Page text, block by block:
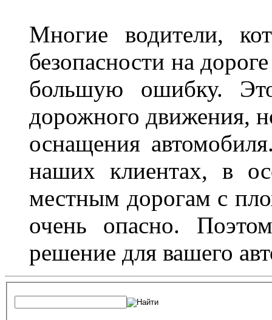
Многие водители,
безопасности на
большую ошибку.
дорожного движения,
оснащения
наших клиентах, в
местным дорогам с
очень опасно.
решение для вашего